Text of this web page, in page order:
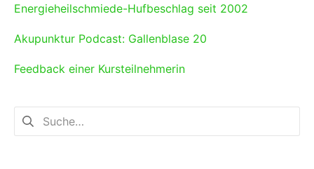
Energieheilschmiede-Hufbeschlag seit 2002
Akupunktur Podcast: Gallenblase 20
Feedback einer Kursteilnehmerin